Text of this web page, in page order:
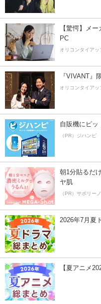
【驚愕】メ
PC
オリコンタイアッ
『VIVANT』
オリコンタイアッ
自販機にピッ
（PR）ジハンピ
朝1分貼るだ
ヤ肌
（PR）サボリーノ
2026年7月夏
【夏アニメ